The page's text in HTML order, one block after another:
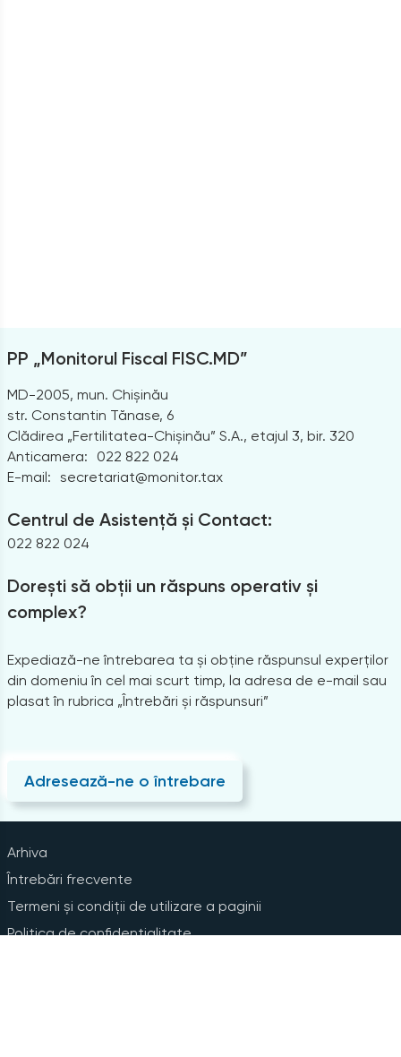
PP „Monitorul Fiscal FISC.MD”
MD-2005, mun. Chișinău
str. Constantin Tănase, 6
Clădirea „Fertilitatea-Chișinău” S.A., etajul 3, bir. 320
Anticamera:
022 822 024
E-mail: secretariat@monitor.tax
Centrul de Asistență și Contact:
022 822 024
Dorești să obții un răspuns operativ și
complex?
Expediază-ne întrebarea ta și obține răspunsul experților
din domeniu în cel mai scurt timp, la adresa de e-mail sau
plasat în rubrica „Întrebări și răspunsuri”
Adresează-ne o întrebare
Arhiva
Întrebări frecvente
Termeni și condiții de utilizare a paginii
Politica de confidențialitate